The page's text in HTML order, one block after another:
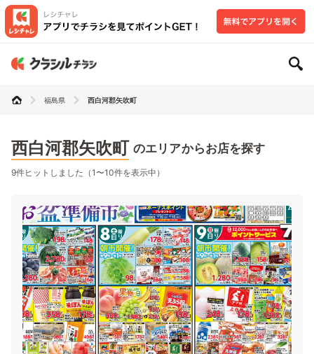
福島県 西白河郡矢吹町
西白河郡矢吹町 のエリアからお店を探す
9件ヒットしました（1〜10件を表示中）